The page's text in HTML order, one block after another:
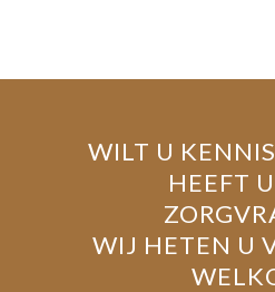
WILT U
HEEFT
WIJ HETEN U